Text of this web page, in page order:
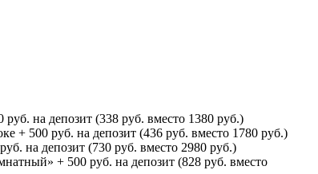
на депозит (338 руб. вместо 1380 руб.)
+ 500 руб. на депозит (436 руб. вместо 1780 руб.)
на депозит (730 руб. вместо 2980 руб.)
+ 500 руб. на депозит (828 руб. вместо